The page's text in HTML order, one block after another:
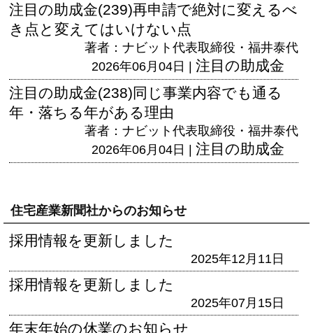
注目の助成金(239)再申請で絶対に変えるべ
き点と変えてはいけない点
著者：ナビット代表取締役・福井泰代
2026年06月04日 | 注目の助成金
注目の助成金(238)同じ事業内容でも通る
年・落ちる年がある理由
著者：ナビット代表取締役・福井泰代
2026年06月04日 | 注目の助成金
住宅産業新聞社からのお知らせ
採用情報を更新しました
2025年12月11日
採用情報を更新しました
2025年07月15日
年末年始の休業のお知らせ